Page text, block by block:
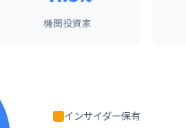
機関投資家
インサイダー保有